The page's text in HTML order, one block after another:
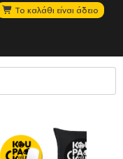
Το καλάθι είναι άδειο